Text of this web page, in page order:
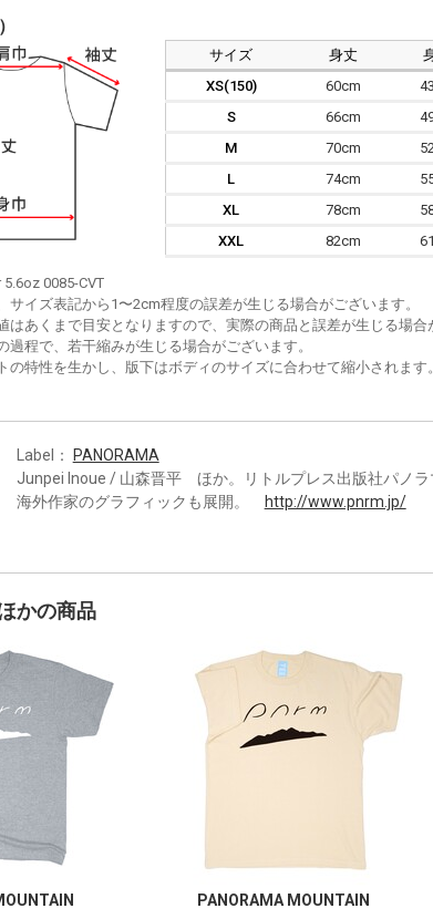
サイズ 身丈
XS(150)
60cm
S
66cm
M
70cm
L
74cm
XL
78cm
XXL
82cm
0085-CVT
サイズ表記から1〜2cm程度の誤差が生じる場合がございます。
はあくまで目安となりますので、実際の商品と誤差が生じる場合
過程で、若干縮みが生じる場合がございます。
特性を生かし、版下はボディのサイズに合わせて縮小されます
Label：
PANORAMA
Junpei Inoue / 山森晋平 ほか。リトルプレス出版社パノラ
海外作家のグラフィックも展開。
http://www.pnrm.jp/
かの商品
PANORAMA MOUNTAIN